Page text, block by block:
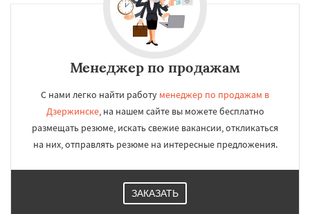
Менеджер по продажам
С нами легко найти работу менеджер по продажам в
Дзержинске, на нашем сайте вы можете бесплатно
размещать резюме, искать свежие вакансии, откликаться
на них, отправлять резюме на интересные предложения.
ЗАКАЗАТЬ